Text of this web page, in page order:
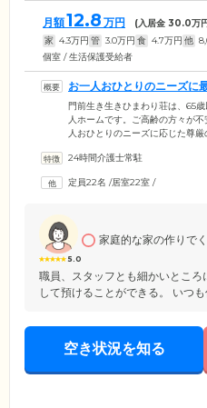
月額12.8 万円 (入居金 30.0万
家 4.3万円 管 3.0万円 食 4.7万円 他
個室 / 生活保護受給者
お一人おひとりのニーズに
します
門前生き生きひまわり荘は、65
人ホームです。ご高齢の方々が
人おひとりのニーズに応じた尊
ポートが行なえるよう、ケアスタ
要に応じて最適なサービスをご提
24時間介護士常駐
定員22名 /居室22室 /
5.0
家庭的な家の作りで
職員、スタッフとも細かいとこ
して預けることができる。 いつも
空き状況を知る